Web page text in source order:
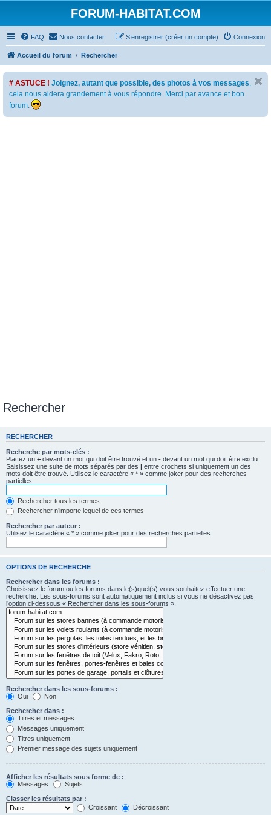
FORUM-HABITAT.COM
FAQ Nous contacter Connexion
S’enregistrer (créer un compte)
Accueil du forum Rechercher
# ASTUCE ! Joignez, autant que possible, des photos à vos messages,
cela nous aidera grandement à vous répondre. Merci par avance et bon
forum.
Rechercher
RECHERCHER
Recherche par mots-clés :
Placez un + devant un mot qui doit être trouvé et un - devant un mot qui doit être exclu.
Saisissez une suite de mots séparés par des | entre crochets si uniquement un des
mots doit être trouvé. Utilisez le caractère « * » comme joker pour des recherches
partielles.
Rechercher tous les termes
Rechercher n’importe lequel de ces termes
Rechercher par auteur :
Utilisez le caractère « * » comme joker pour des recherches partielles.
OPTIONS DE RECHERCHE
Rechercher dans les forums :
Choisissez le forum ou les forums dans le(s)quel(s) vous souhaitez effectuer une
recherche. Les sous-forums sont automatiquement inclus si vous ne désactivez pas
l’option ci-dessous « Rechercher dans les sous-forums ».
Rechercher dans les sous-forums :
Oui
Non
Rechercher dans :
Titres et messages
Messages uniquement
Titres uniquement
Premier message des sujets uniquement
Afficher les résultats sous forme de :
Messages
Sujets
Classer les résultats par :
Croissant
Décroissant